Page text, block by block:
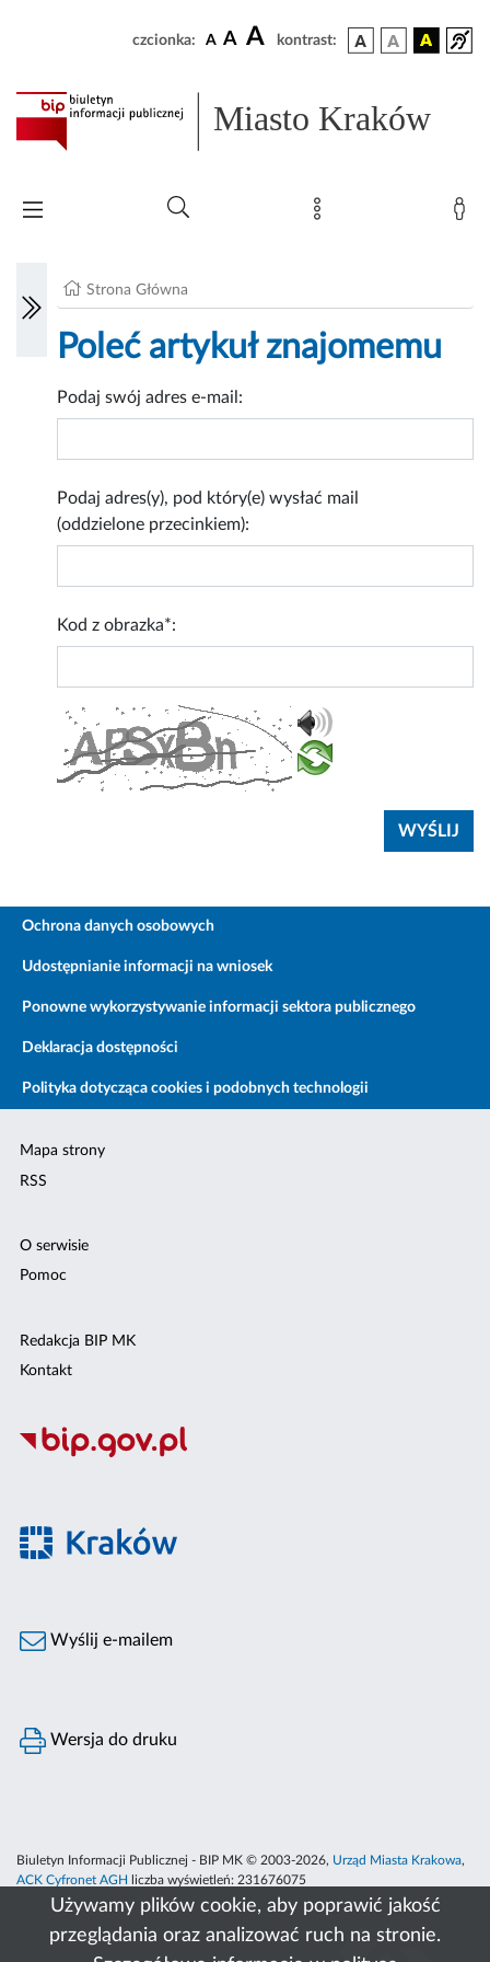
Używamy plików cookie, aby poprawić jakość
przeglądania oraz analizować ruch na stronie.
czcionka: A A A kontrast:
Miasto Kraków
Strona Główna
Poleć artykuł znajomemu
Podaj swój adres e-mail:
Podaj adres(y), pod który(e) wysłać mail
(oddzielone przecinkiem):
Kod z obrazka*:
Ochrona danych osobowych
Udostępnianie informacji na wniosek
Ponowne wykorzystywanie informacji sektora publicznego
Deklaracja dostępności
Polityka dotycząca cookies i podobnych technologii
Mapa strony
RSS
O serwisie
Pomoc
Redakcja BIP MK
Kontakt
Wyślij e-mailem
Wersja do druku
Biuletyn Informacji Publicznej - BIP MK © 2003-2026, Urząd Miasta Krakowa,
ACK Cyfronet AGH
liczba wyświetleń: 231676075